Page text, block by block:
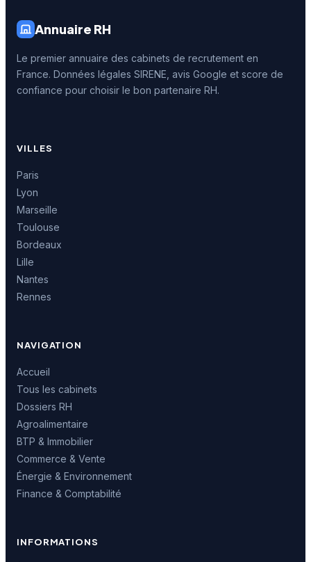
Annuaire RH
Le premier annuaire des cabinets de recrutement en
France. Données légales SIRENE, avis Google et score de
confiance pour choisir le bon partenaire RH.
VILLES
Paris
Lyon
Marseille
Toulouse
Bordeaux
Lille
Nantes
Rennes
NAVIGATION
Accueil
Tous les cabinets
Dossiers RH
Agroalimentaire
BTP & Immobilier
Commerce & Vente
Énergie & Environnement
Finance & Comptabilité
INFORMATIONS